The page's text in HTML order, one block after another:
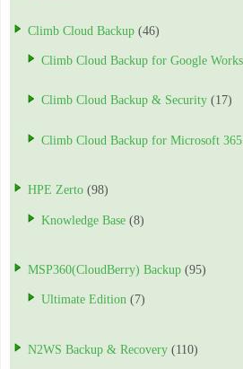
Climb Cloud Backup (46)
Climb Cloud Backup for Google
Climb Cloud Backup & Security (17)
Climb Cloud Backup for Microsoft 365
HPE Zerto (98)
Knowledge Base (8)
MSP360(CloudBerry) Backup (95)
Ultimate Edition (7)
N2WS Backup & Recovery (110)